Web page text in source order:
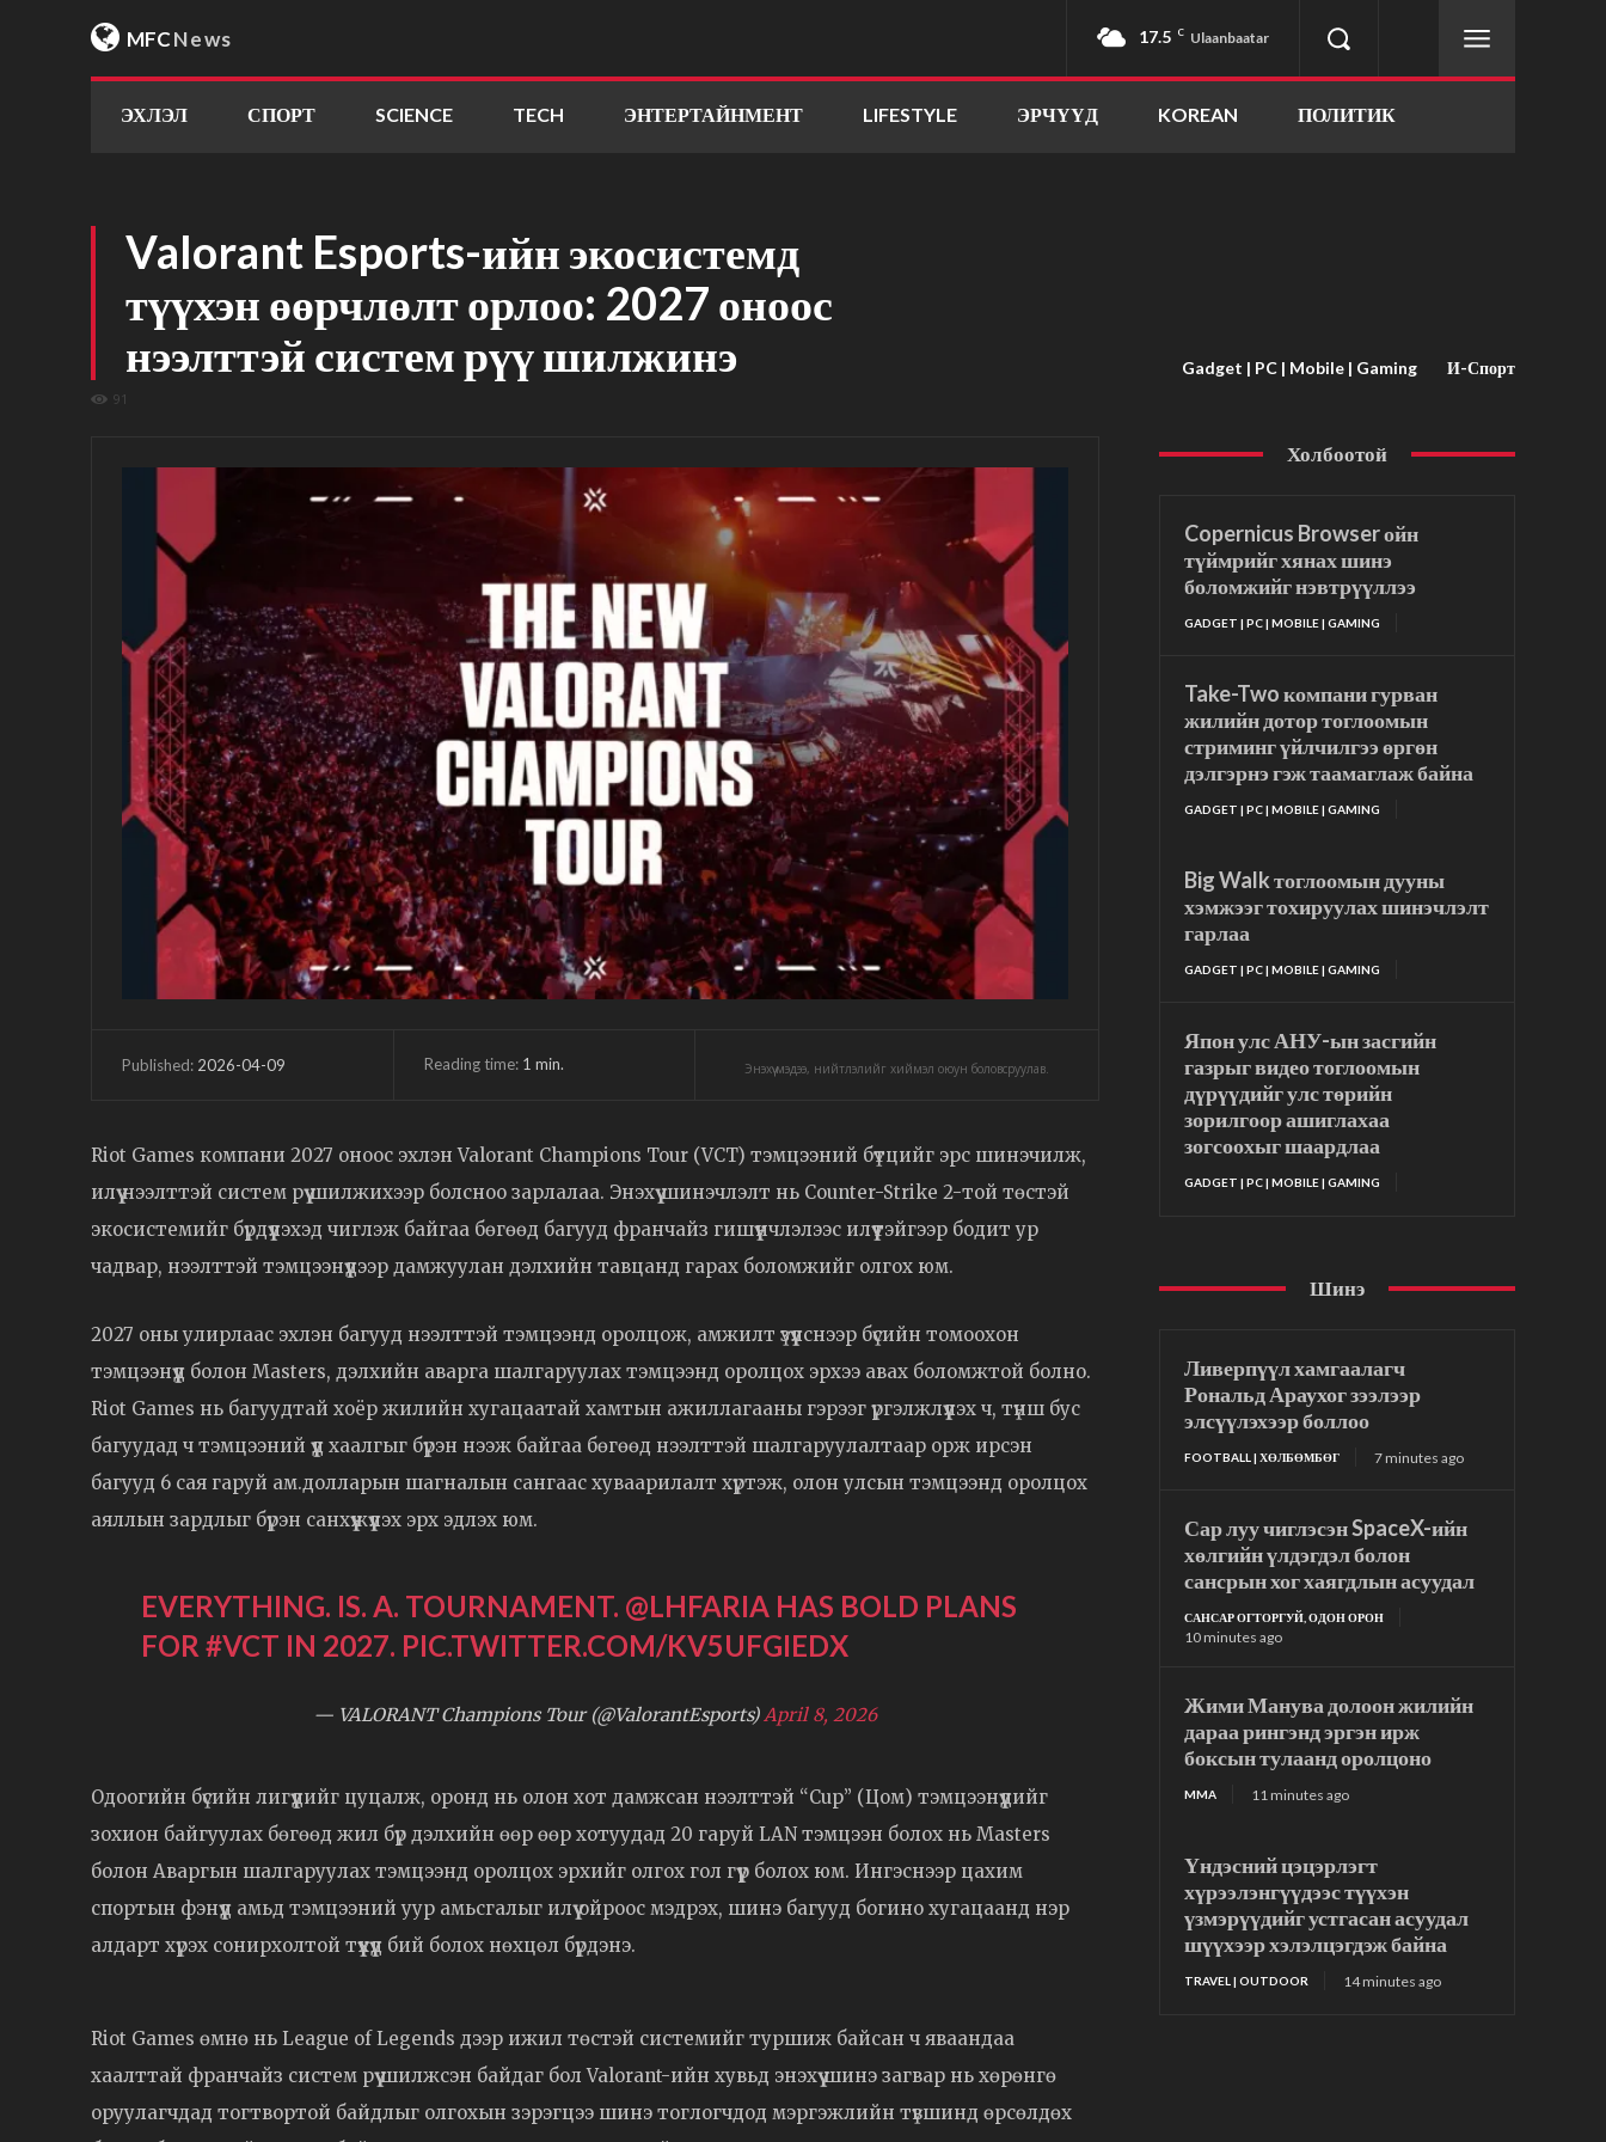
MFCNews 17.5 C Ulaanbaatar
ЭХЛЭЛ СПОРТ SCIENCE TECH ЭНТЕРТАЙНМЕНТ LIFESTYLE ЭРЧҮҮД KOREAN ПОЛИТИК
Valorant Esports-ийн экосистемд
түүхэн өөрчлөлт орлоо: 2027 оноос
нээлттэй систем рүү шилжинэ
91
Gadget | PC | Mobile | Gaming И-Спорт
Published: 2026-04-09 Reading time: 1 min. Энэхүү мэдээ, нийтлэлийг хиймэл оюун боловсруулав.
Riot Games компани 2027 оноос эхлэн Valorant Champions Tour (VCT) тэмцээний бүтцийг эрс шинэчилж,
илүү нээлттэй систем рүү шилжихээр болсноо зарлалаа. Энэхүү шинэчлэлт нь Counter-Strike 2-той төстэй
экосистемийг бүрдүүлэхэд чиглэж байгаа бөгөөд багууд франчайз гишүүнчлэлээс илүүтэйгээр бодит ур
чадвар, нээлттэй тэмцээнүүдээр дамжуулан дэлхийн тавцанд гарах боломжийг олгох юм.
2027 оны улирлаас эхлэн багууд нээлттэй тэмцээнд оролцож, амжилт үзүүлснээр бүсийн томоохон
тэмцээнүүд болон Masters, дэлхийн аварга шалгаруулах тэмцээнд оролцох эрхээ авах боломжтой болно.
Riot Games нь багуудтай хоёр жилийн хугацаатай хамтын ажиллагааны гэрээг үргэлжлүүлэх ч, түнш бус
багуудад ч тэмцээний үүд хаалгыг бүрэн нээж байгаа бөгөөд нээлттэй шалгаруулалтаар орж ирсэн
багууд 6 сая гаруй ам.долларын шагналын сангаас хуваарилалт хүртэж, олон улсын тэмцээнд оролцох
аяллын зардлыг бүрэн санхүүжүүлэх эрх эдлэх юм.
EVERYTHING. IS. A. TOURNAMENT. @LHFARIA HAS BOLD PLANS
FOR#VCT IN 2027. PIC.TWITTER.COM/KV5UFGIEDX
— VALORANT Champions Tour (@ValorantEsports)April 8, 2026
Одоогийн бүсийн лигүүдийг цуцалж, оронд нь олон хот дамжсан нээлттэй “Cup” (Цом) тэмцээнүүдийг
зохион байгуулах бөгөөд жил бүр дэлхийн өөр өөр хотуудад 20 гаруй LAN тэмцээн болох нь Masters
болон Аваргын шалгаруулах тэмцээнд оролцох эрхийг олгох гол гүүр болох юм. Ингэснээр цахим
спортын фэнүүд амьд тэмцээний уур амьсгалыг илүү ойроос мэдрэх, шинэ багууд богино хугацаанд нэр
алдарт хүрэх сонирхолтой түүхүүд бий болох нөхцөл бүрдэнэ.
Riot Games өмнө нь League of Legends дээр ижил төстэй системийг туршиж байсан ч яваандаа
хаалттай франчайз систем рүү шилжсэн байдаг бол Valorant-ийн хувьд энэхүү шинэ загвар нь хөрөнгө
оруулагчдад тогтвортой байдлыг олгохын зэрэгцээ шинэ тоглогчдод мэргэжлийн түвшинд өрсөлдөх
Холбоотой
Copernicus Browser ойн
түймрийг хянах шинэ
боломжийг нэвтрүүллээ
GADGET | PC | MOBILE | GAMING
Take-Two компани гурван
жилийн дотор тоглоомын
стриминг үйлчилгээ өргөн
дэлгэрнэ гэж таамаглаж байна
GADGET | PC | MOBILE | GAMING
Big Walk тоглоомын дууны
хэмжээг тохируулах шинэчлэлт
гарлаа
GADGET | PC | MOBILE | GAMING
Япон улс АНУ-ын засгийн
газрыг видео тоглоомын
дүрүүдийг улс төрийн
зорилгоор ашиглахаа
зогсоохыг шаардлаа
GADGET | PC | MOBILE | GAMING
Шинэ
Ливерпүүл хамгаалагч
Рональд Араухог зээлээр
элсүүлэхээр боллоо
FOOTBALL | ХӨЛБӨМБӨГ 7 minutes ago
Сар луу чиглэсэн SpaceX-ийн
хөлгийн үлдэгдэл болон
сансрын хог хаягдлын асуудал
САНСАР ОГТОРГУЙ, ОДОН ОРОН
10 minutes ago
Жими Манува долоон жилийн
дараа рингэнд эргэн ирж
боксын тулаанд оролцоно
MMA 11 minutes ago
Үндэсний цэцэрлэгт
хүрээлэнгүүдээс түүхэн
үзмэрүүдийг устгасан асуудал
шүүхээр хэлэлцэгдэж байна
TRAVEL | OUTDOOR 14 minutes ago